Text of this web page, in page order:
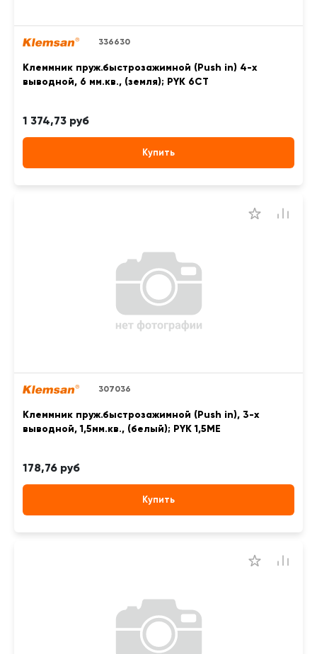
336630
Клеммник пруж.быстрозажимной (Push in) 4-х
выводной, 6 мм.кв., (земля); PYK 6CT
1 374,73 руб
Купить
307036
Клеммник пруж.быстрозажимной (Push in), 3-х
выводной, 1,5мм.кв., (белый); PYK 1,5ME
178,76 руб
Купить